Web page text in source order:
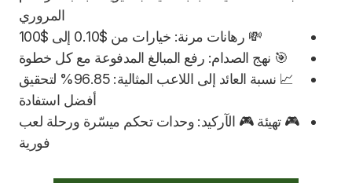
المروري
💸 رهانات مرنة: خيارات من $0.10 إلى $100
🎯 نهج الصدام: رفع المبالغ المدفوعة مع كل خطوة
📈 نسبة العائد إلى اللاعب المثالية: 96.85% لتحقيق
أفضل استفادة
🎮 تهيئة 🎮 الآركيد: وحدات تحكم ميسّرة ورحلة لعب
فورية